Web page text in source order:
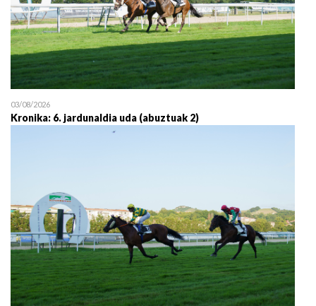
03/08/2026
Kronika: 6. jardunaldia uda (abuztuak 2)